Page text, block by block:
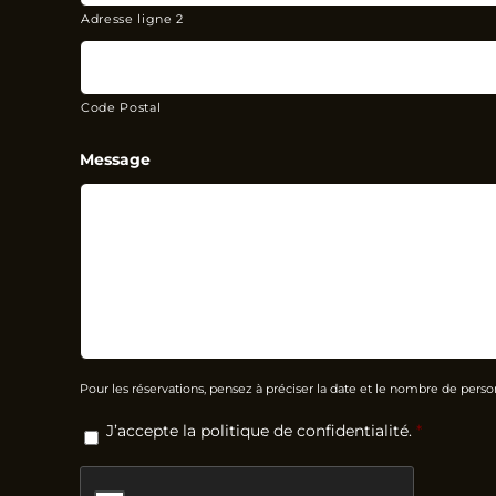
Adresse ligne 2
Code Postal
Message
Pour les réservations, pensez à préciser la date et le nombre de
RGPD *
J’accepte la politique de confidentialité. *